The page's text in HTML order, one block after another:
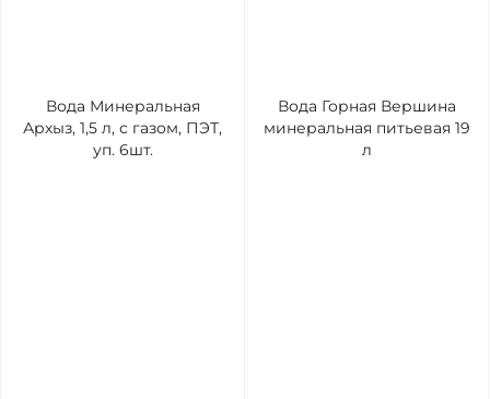
Вода Минеральная
Архыз, 1,5 л, с газом, ПЭТ,
уп. 6шт.
Вода Горная Вершина
минеральная питьевая 19
л